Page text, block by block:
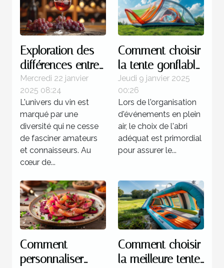
Exploration des
différences entre
les vins de la rive
gauche et de la
rive droite
Mercredi 22 janvier
2025 08:24
L'univers du vin est
marqué par une
diversité qui ne cesse
de fasciner amateurs
et connaisseurs. Au
cœur de...
Comment choisir
la tente gonflable
idéale pour vos
événements
Jeudi 9 janvier 2025
00:26
Lors de l'organisation
d'événements en plein
air, le choix de l'abri
adéquat est primordial
pour assurer le...
Comment
personnaliser
Comment choisir
la meilleure tente